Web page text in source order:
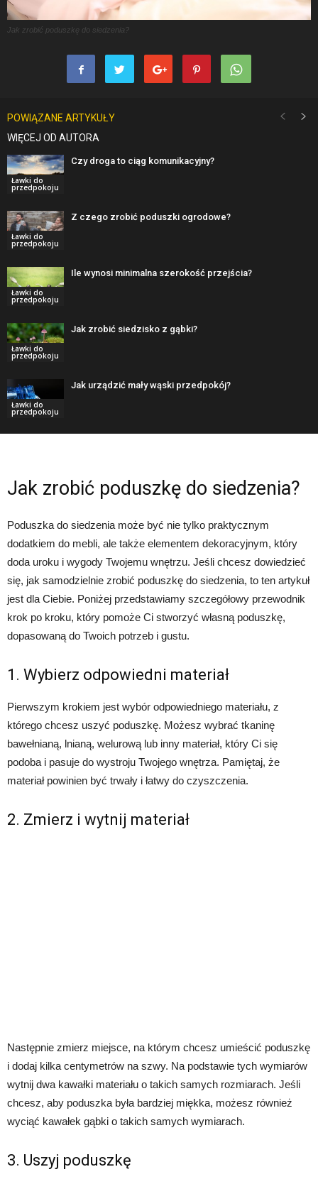
Jak zrobić poduszkę do siedzenia?
POWIĄZANE ARTYKUŁY
WIĘCEJ OD AUTORA
Ławki do
przedpokoju
Czy droga to ciąg komunikacyjny?
Ławki do
przedpokoju
Z czego zrobić poduszki ogrodowe?
Ławki do
przedpokoju
Ile wynosi minimalna szerokość przejścia?
Ławki do
przedpokoju
Jak zrobić siedzisko z gąbki?
Ławki do
przedpokoju
Jak urządzić mały wąski przedpokój?
Jak zrobić poduszkę do siedzenia?
Poduszka do siedzenia może być nie tylko praktycznym
dodatkiem do mebli, ale także elementem dekoracyjnym, który
doda uroku i wygody Twojemu wnętrzu. Jeśli chcesz dowiedzieć
się, jak samodzielnie zrobić poduszkę do siedzenia, to ten artykuł
jest dla Ciebie. Poniżej przedstawiamy szczegółowy przewodnik
krok po kroku, który pomoże Ci stworzyć własną poduszkę,
dopasowaną do Twoich potrzeb i gustu.
1. Wybierz odpowiedni materiał
Pierwszym krokiem jest wybór odpowiedniego materiału, z
którego chcesz uszyć poduszkę. Możesz wybrać tkaninę
bawełnianą, lnianą, welurową lub inny materiał, który Ci się
podoba i pasuje do wystroju Twojego wnętrza. Pamiętaj, że
materiał powinien być trwały i łatwy do czyszczenia.
2. Zmierz i wytnij materiał
Następnie zmierz miejsce, na którym chcesz umieścić poduszkę
i dodaj kilka centymetrów na szwy. Na podstawie tych wymiarów
wytnij dwa kawałki materiału o takich samych rozmiarach. Jeśli
chcesz, aby poduszka była bardziej miękka, możesz również
wyciąć kawałek gąbki o takich samych wymiarach.
3. Uszyj poduszkę